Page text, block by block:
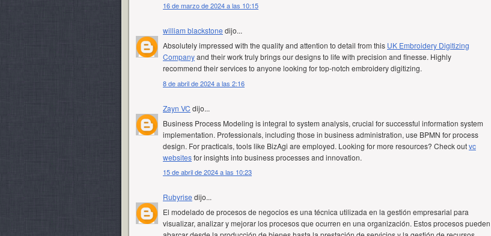
16 de marzo de 2024 a las 10:15
william blackstone dijo...
Absolutely impressed with the quality and attention to detail from this UK Embroidery Digitizing
Companyand their work truly brings our designs to life with precision and finesse. Highly
recommend their services to anyone looking for top-notch embroidery digitizing.
8 de abril de 2024 a las 2:16
Zayn VC dijo...
Business Process Modeling is integral to system analysis, crucial for successful information system
implementation. Professionals, including those in business administration, use BPMN for process
design. For practicals, tools like BizAgi are employed. Looking for more resources? Check outvc
websitesfor insights into business processes and innovation.
15 de abril de 2024 a las 10:23
Rubyrise dijo...
El modelado de procesos de negocios es una técnica utilizada en la gestión empresarial para
visualizar, analizar y mejorar los procesos que ocurren en una organización. Estos procesos pueden